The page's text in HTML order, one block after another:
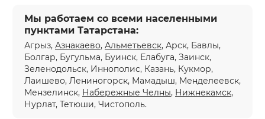
Мы работаем со всеми населенными
пунктами Татарстана:
Агрыз, Азнакаево, Альметьевск, Арск, Бавлы,
Болгар, Бугульма, Буинск, Елабуга, Заинск,
Зеленодольск, Иннополис, Казань, Кукмор,
Лаишево, Лениногорск, Мамадыш, Менделеевск,
Мензелинск, Набережные Челны, Нижнекамск,
Нурлат, Тетюши, Чистополь.